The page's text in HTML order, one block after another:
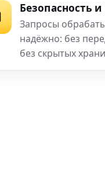
Безопасность
Запросы
надёжно: без
без скрытых